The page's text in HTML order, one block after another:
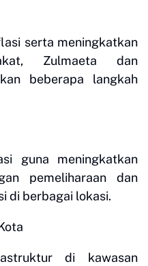
serta meningkatkan
Zulmaeta dan
beberapa langkah
guna meningkatkan
pemeliharaan dan
di berbagai lokasi.
di kawasan